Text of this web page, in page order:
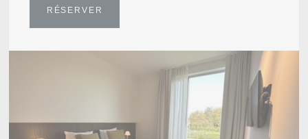
RÉSERVER